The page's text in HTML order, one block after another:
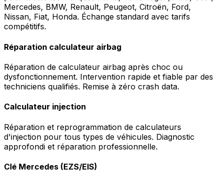
Mercedes, BMW, Renault, Peugeot, Citroën, Ford,
Nissan, Fiat, Honda. Échange standard avec tarifs
compétitifs.
Réparation calculateur airbag
Réparation de calculateur airbag après choc ou
dysfonctionnement. Intervention rapide et fiable par des
techniciens qualifiés. Remise à zéro crash data.
Calculateur injection
Réparation et reprogrammation de calculateurs
d'injection pour tous types de véhicules. Diagnostic
approfondi et réparation professionnelle.
Clé Mercedes (EZS/EIS)